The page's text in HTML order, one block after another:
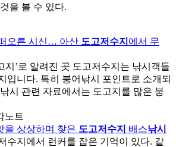
을 볼 수 있다.
오른 시신… 아산 도고저수지 에서 무
지’로 알려진 곳 도고저수지는 낚시객들
입니다. 특히 붕어낚시 포인트로 소개되
시 관련 자료에서는 도고지를 많은 붕
노트
을 상상하며 찾은 도고저수지 배스낚시
수지에서 런커를 잡은 기억이 있다. 같